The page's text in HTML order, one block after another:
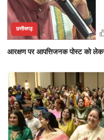
छत्तीसगढ़
आरक्षण पर आपत्तिजनक पोस्ट को